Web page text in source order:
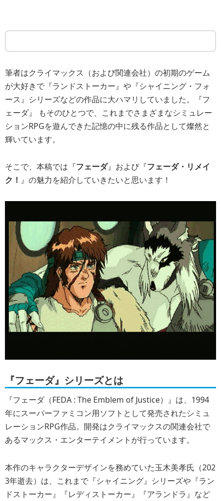
筆者はクライマックス（および関連会社）の初期のゲーム
が大好きで『ランドストーカー』や『シャイニング・フォ
ース』シリーズなどの作品に大ハマリしていました。『フ
ェーダ』 もそのひとつで、これまでさまざまなシミュレー
ションRPGを遊んできた記憶の中に残る作品として燦然と
輝いています。
そこで、本稿では『フェーダ』および『フェーダ・リメイ
ク！ 』の魅力を紹介していきたいと思います！
『フェーダ』シリーズとは
『フェーダ（FEDA : The Emblem of Justice）』は、1994
年にスーパーファミコン用ソフトとして発売されたシミュ
レーションRPG作品。開発はクライマックスの関連会社で
あるマックス・エンターテイメントが行っています。
本作のキャラクターデザインを務めていた玉木美孝氏（202
3年逝去）は、これまで『シャイニング』シリーズや『ラン
ドストーカー』『レディストーカー』『アランドラ』など